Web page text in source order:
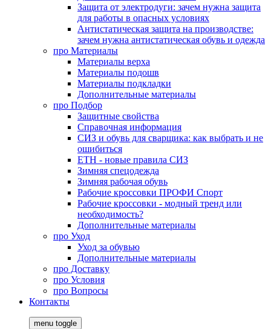
Защита от электродуги: зачем нужна защита
для работы в опасных условиях
Антистатическая защита на производстве:
зачем нужна антистатическая обувь и одежда
про Материалы
Материалы верха
Материалы подошв
Материалы подкладки
Дополнительные материалы
про Подбор
Защитные свойства
Справочная информация
СИЗ и обувь для сварщика: как выбрать и не
ошибиться
ЕТН - новые правила СИЗ
Зимняя спецодежда
Зимняя рабочая обувь
Рабочие кроссовки ПРОФИ Спорт
Рабочие кроссовки - модный тренд или
необходимость?
Дополнительные материалы
про Уход
Уход за обувью
Дополнительные материалы
про Доставку
про Условия
про Вопросы
Контакты
menu toggle